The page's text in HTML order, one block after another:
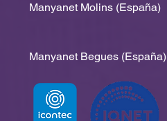
Manyanet Molins (España)
Manyanet Begues (España)